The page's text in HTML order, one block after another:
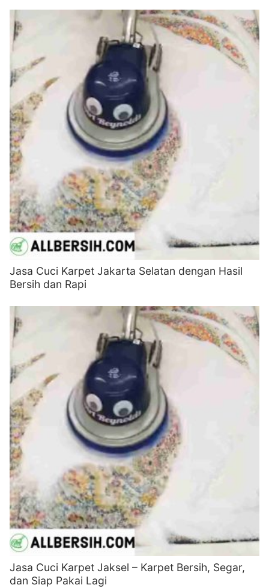
Jasa Cuci Karpet Jakarta Selatan dengan Hasil
Bersih dan Rapi
Jasa Cuci Karpet Jaksel – Karpet Bersih, Segar,
dan Siap Pakai Lagi